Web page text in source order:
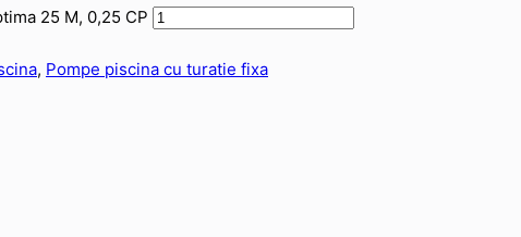
25 M, 0,25 CP
, Pompe piscina cu turatie fixa